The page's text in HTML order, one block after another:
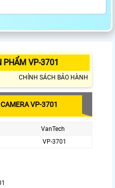
PHẨM VP-3701
CHÍNH SÁCH BẢO HÀNH
VP-3701
VanTech
VP-3701